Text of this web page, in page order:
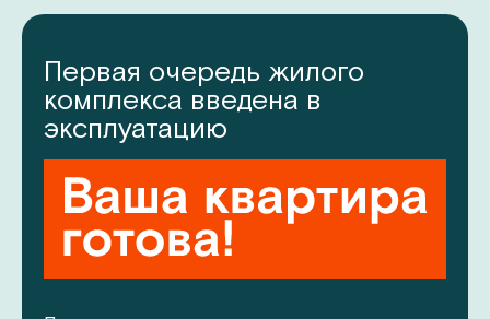
Первая очередь жилого
комплекса введена в
эксплуатацию